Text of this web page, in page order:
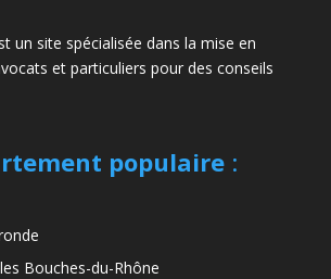
un site spécialisée dans la mise en
et particuliers pour des conseils
populaire:
Bouches-du-Rhône